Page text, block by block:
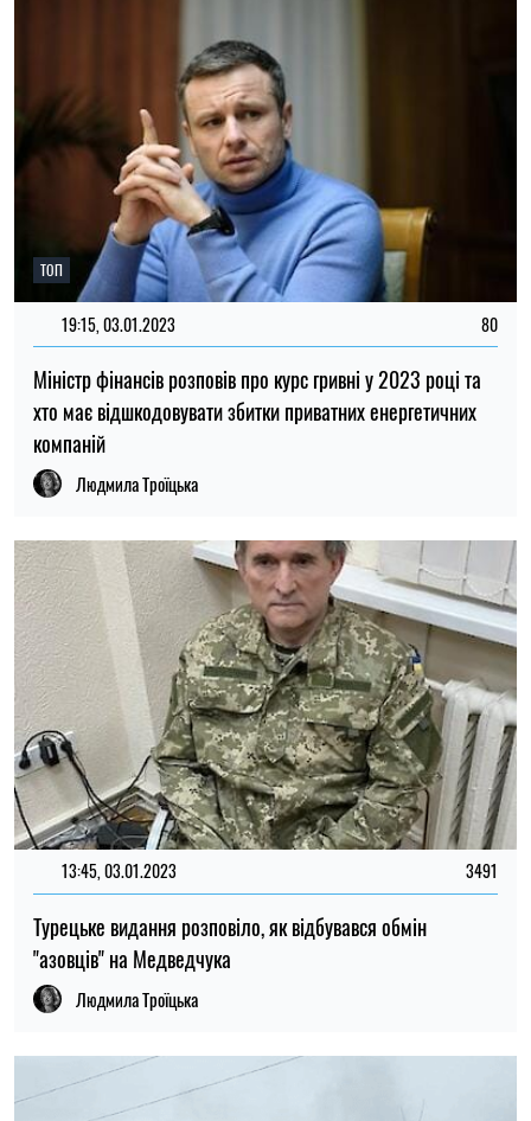
ТОП
19:15, 03.01.2023 80
Міністр фінансів розповів про курс гривні у 2023 році та
хто має відшкодовувати збитки приватних енергетичних
компаній
Людмила Троїцька
13:45, 03.01.2023 3491
Турецьке видання розповіло, як відбувався обмін
"азовців" на Медведчука
Людмила Троїцька